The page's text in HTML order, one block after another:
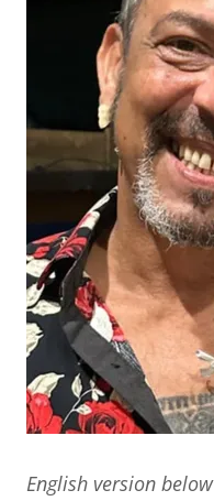
English version below